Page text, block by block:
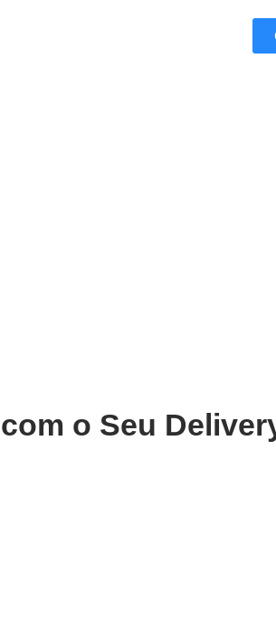
o Seu